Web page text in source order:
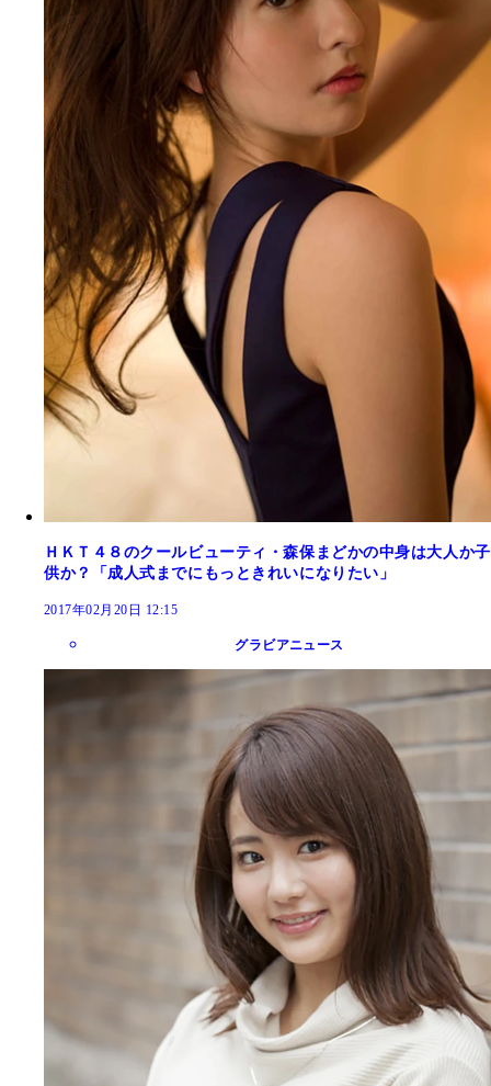
ＨＫＴ４８のクールビューティ・森保まどかの中身は大人か子
供か？「成人式までにもっときれいになりたい」
2017年02月20日 12:15
グラビアニュース